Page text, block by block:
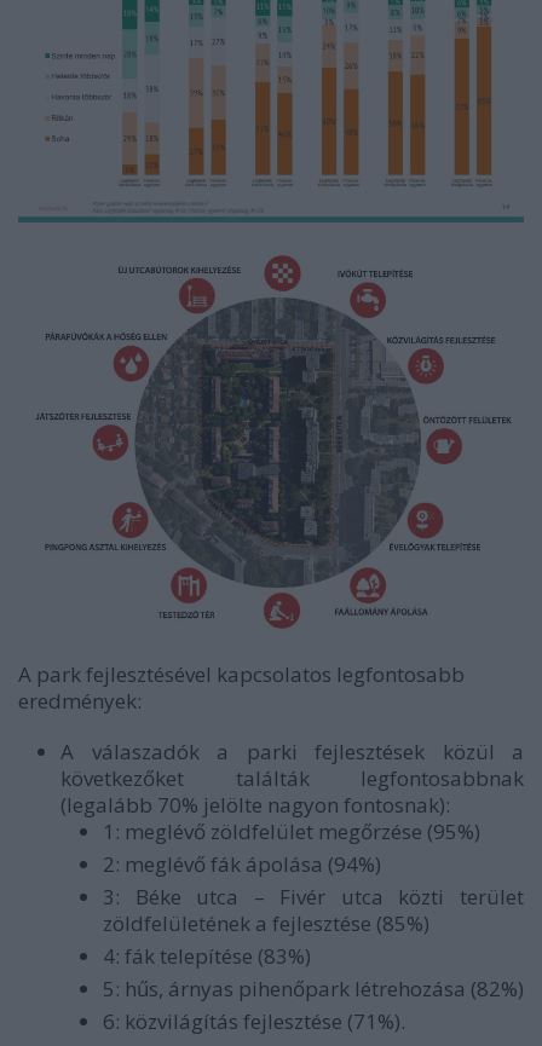
A park fejlesztésével kapcsolatos legfontosabb
eredmények:
A válaszadók a parki fejlesztések közül a
következőket találták legfontosabbnak
(legalább 70% jelölte nagyon fontosnak):
1: meglévő zöldfelület megőrzése (95%)
2: meglévő fák ápolása (94%)
3: Béke utca – Fivér utca közti terület
zöldfelületének a fejlesztése (85%)
4: fák telepítése (83%)
5: hűs, árnyas pihenőpark létrehozása (82%)
6: közvilágítás fejlesztése (71%).